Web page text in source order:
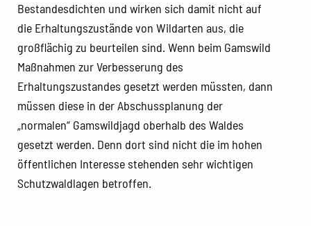
Bestandesdichten und wirken sich damit nicht auf
die Erhaltungszustände von Wildarten aus, die
großflächig zu beurteilen sind. Wenn beim Gamswild
Maßnahmen zur Verbesserung des
Erhaltungszustandes gesetzt werden müssten, dann
müssen diese in der Abschussplanung der
„normalen“ Gamswildjagd oberhalb des Waldes
gesetzt werden. Denn dort sind nicht die im hohen
öffentlichen Interesse stehenden sehr wichtigen
Schutzwaldlagen betroffen.